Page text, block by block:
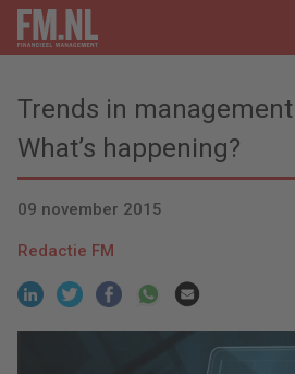
Trends in
What’s happening?
09 november 2015
Redactie FM